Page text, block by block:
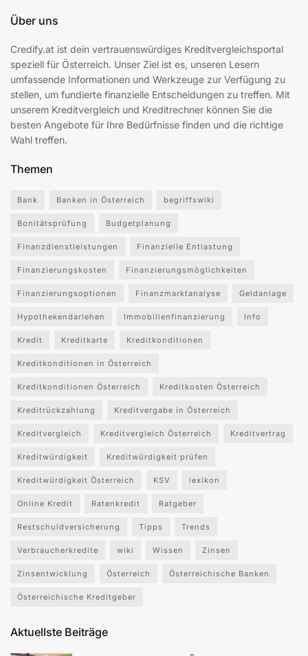
Über uns
Credify.at ist dein vertrauenswürdiges Kreditvergleichsportal
speziell für Österreich. Unser Ziel ist es, unseren Lesern
umfassende Informationen und Werkzeuge zur Verfügung zu
stellen, um fundierte finanzielle Entscheidungen zu treffen. Mit
unserem Kreditvergleich und Kreditrechner können Sie die
besten Angebote für Ihre Bedürfnisse finden und die richtige
Wahl treffen.
Themen
Bank Banken in Österreich begriffswiki
Bonitätsprüfung Budgetplanung
Finanzdienstleistungen Finanzielle Entlastung
Finanzierungskosten Finanzierungsmöglichkeiten
Finanzierungsoptionen Finanzmarktanalyse Geldanlage
Hypothekendarlehen Immobilienfinanzierung Info
Kredit Kreditkarte Kreditkonditionen
Kreditkonditionen in Österreich
Kreditkonditionen Österreich Kreditkosten Österreich
Kreditrückzahlung Kreditvergabe in Österreich
Kreditvergleich Kreditvergleich Österreich Kreditvertrag
Kreditwürdigkeit Kreditwürdigkeit prüfen
Kreditwürdigkeit Österreich KSV lexikon
Online Kredit Ratenkredit Ratgeber
Restschuldversicherung Tipps Trends
Verbraucherkredite wiki Wissen Zinsen
Zinsentwicklung Österreich Österreichische Banken
Österreichische Kreditgeber
Aktuellste Beiträge